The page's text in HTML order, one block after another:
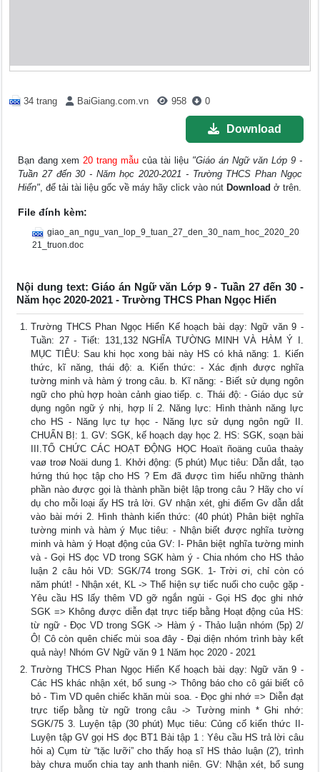
34 trang BaiGiang.com.vn 958 0
Download
Bạn đang xem20 trang mẫu của tài liệu "Giáo án Ngữ văn Lớp 9 -
Tuần 27 đến 30 - Năm học 2020-2021 - Trường THCS Phan Ngọc
Hiển", để tải tài liệu gốc về máy hãy click vào nút Download ở trên.
File đính kèm:
giao_an_ngu_van_lop_9_tuan_27_den_30_nam_hoc_2020_20
21_truon.doc
Nội dung text: Giáo án Ngữ văn Lớp 9 - Tuần 27 đến 30 -
Năm học 2020-2021 - Trường THCS Phan Ngọc Hiển
Trường THCS Phan Ngọc Hiển Kế hoạch bài dạy: Ngữ văn 9 -
Tuần: 27 - Tiết: 131,132 NGHĨA TƯỜNG MINH VÀ HÀM Ý I.
MỤC TIÊU: Sau khi học xong bài này HS có khả năng: 1. Kiến
thức, kĩ năng, thái độ: a. Kiến thức: - Xác định được nghĩa
tường minh và hàm ý trong câu. b. Kĩ năng: - Biết sử dụng ngôn
ngữ cho phù hợp hoàn cảnh giao tiếp. c. Thái độ: - Giáo dục sử
dụng ngôn ngữ ý nhị, hợp lí 2. Năng lực: Hình thành năng lực
cho HS - Năng lực tự học - Năng lực sử dụng ngôn ngữ II.
CHUẨN BỊ: 1. GV: SGK, kế hoạch dạy học 2. HS: SGK, soạn bài
III.TỔ CHỨC CÁC HOẠT ĐỘNG HỌC Hoaït ñoäng cuûa thaày
vaø troø Noäi dung 1. Khởi động: (5 phút) Mục tiêu: Dẫn dắt, tạo
hứng thú học tập cho HS ? Em đã được tìm hiểu những thành
phần nào được gọi là thành phần biệt lập trong câu ? Hãy cho ví
dụ cho mỗi loại ấy HS trả lời. GV nhận xét, ghi điểm Gv dẫn dắt
vào bài mới 2. Hình thành kiến thức: (40 phút) Phân biệt nghĩa
tường minh và hàm ý Mục tiêu: - Nhận biết được nghĩa tường
minh và hàm ý Hoạt động của GV: I- Phân biệt nghĩa tường minh
và - Gọi HS đọc VD trong SGK hàm ý - Chia nhóm cho HS thảo
luận 2 câu hỏi VD: SGK/74 trong SGK. 1- Trời ơi, chỉ còn có
năm phút! - Nhận xét, KL -> Thể hiện sự tiếc nuối cho cuộc gặp -
Yêu cầu HS lấy thêm VD gỡ ngắn ngủi - Gọi HS đọc ghi nhớ
SGK => Không được diễn đạt trực tiếp bằng Hoạt động của HS:
từ ngữ - Đọc VD trong SGK -> Hàm ý - Thảo luận nhóm (5p) 2/
Ô! Cô còn quên chiếc mùi soa đây - Đại diện nhóm trình bày kết
quả này! Nhóm GV Ngữ văn 9 1 Năm học 2020 - 2021
Trường THCS Phan Ngọc Hiển Kế hoạch bài dạy: Ngữ văn 9 -
Các HS khác nhận xét, bổ sung -> Thông báo cho cô gái biết cô
bỏ - Tìm VD quên chiếc khăn mùi soa. - Đọc ghi nhớ => Diễn đạt
trực tiếp bằng từ ngữ trong câu -> Tường minh * Ghi nhớ:
SGK/75 3. Luyện tập (30 phút) Mục tiêu: Củng cố kiến thức II-
Luyện tập GV gọi HS đọc BT1 Bài tập 1 : Yêu cầu HS trả lời câu
hỏi a) Cụm từ “tặc lưỡi” cho thấy hoạ sĩ HS thảo luận (2'), trình
bày chưa muốn chia tay anh thanh niên. GV: Nhận xét, bổ sung